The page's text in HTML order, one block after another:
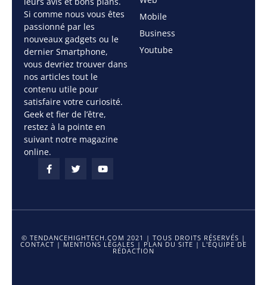
Si comme nous vous êtes
passionné par les
nouveaux gadgets ou le
dernier Smartphone,
vous devriez trouver dans
nos articles tout le
contenu utile pour
satisfaire votre curiosité.
Geek et fier de l’être,
restez à la pointe en
suivant notre magazine
online.
Mobile
Business
Youtube
© TENDANCEHIGHTECH.COM 2021 | TOUS DROITS RÉSERVÉS |
CONTACT | MENTIONS LÉGALES | PLAN DU SITE | L'ÉQUIPE DE
RÉDACTION